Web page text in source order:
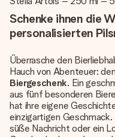
Schenke ihnen die
personalisierten
Überrasche den
Hauch von Abenteuer:
Biergeschenk. Ein
aus fünf besonderen
hat ihre eigene
einzigartigen Geschmack.
süße Nachricht oder ein